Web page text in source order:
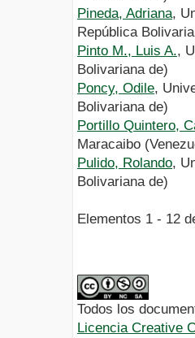
Pineda, Adriana,
República
Pinto M., Luis A.,
Bolivariana de)
Poncy, Odile,
Bolivariana de)
Portillo Quintero,
Maracaibo
Pulido, Rolando,
Bolivariana de)
Elementos 1 - 12
Todos los
Licencia Creative